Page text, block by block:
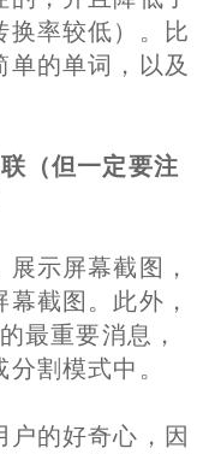
换率较低）。比
的单词，以及
（但一定要注
示屏幕截图，
截图。此外，
最重要消息，
割模式中。
的好奇心，因